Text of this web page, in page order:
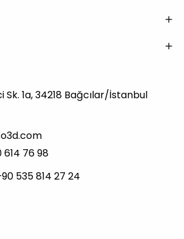
Sk. 1a, 34218 Bağcılar/İstanbul
614 76 98
535 814 27 24